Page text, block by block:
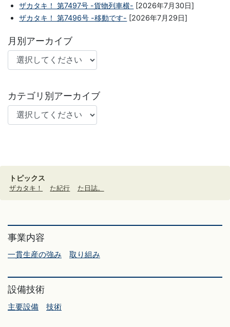
ザカタキ！ 第7497号 -貨物列車横- [2026年7月30日]
ザカタキ！ 第7496号 -移動です- [2026年7月29日]
月別アーカイブ
カテゴリ別アーカイブ
トピックス
ザカタキ！ た紀行 た日誌。
事業内容
一貫生産の強み 取り組み
設備技術
主要設備 技術